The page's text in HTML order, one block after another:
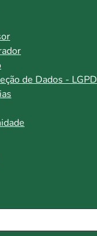
de Dados - LGPD